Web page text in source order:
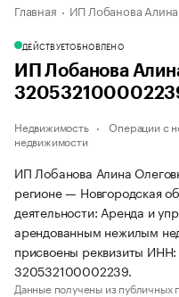
Главная ИП Лобанова
ДЕЙСТВУЕТОБНОВЛЕНО
ИП Лобанова
Недвижимость Операции с
недвижимости
ИП Лобанова Алина
регионе — Новгородская
деятельности: Аренда и
арендованным нежилым
присвоены реквизиты
320532100002239.
Данные получены из публичных